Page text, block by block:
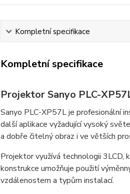
Kompletní specifikace
Kompletní specifikace
Projektor Sanyo PLC-
Sanyo PLC-XP57L je profesionální
další aplikace vyžadující vysoký
a dobře čitelný obraz i ve větších
Projektor využívá technologii 3LCD,
konstrukce umožňuje použití
vzdálenostem a typům instalací.